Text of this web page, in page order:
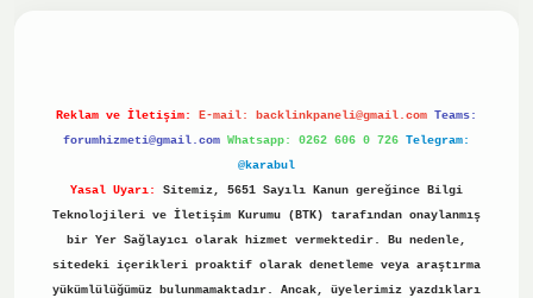
Reklam ve İletişim: E-mail: backlinkpaneli@gmail.com Teams:
forumhizmeti@gmail.com Whatsapp: 0262 606 0 726 Telegram:
@karabul
Yasal Uyarı:
Sitemiz, 5651 Sayılı Kanun gereğince Bilgi
Teknolojileri ve İletişim Kurumu (BTK) tarafından onaylanmış
bir Yer Sağlayıcı olarak hizmet vermektedir. Bu nedenle,
sitedeki içerikleri proaktif olarak denetleme veya araştırma
yükümlülüğümüz bulunmamaktadır. Ancak, üyelerimiz yazdıkları